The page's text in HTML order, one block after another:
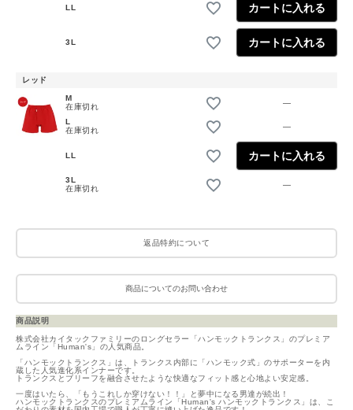
LL カートに入れる
3L カートに入れる
レッド
M
在庫切れ
—
L
在庫切れ
—
LL カートに入れる
3L
在庫切れ
—
返品特約について
商品についてのお問い合わせ
商品説明
株式会社カイタックファミリーのロングセラー「ハンモックトランクス」のプレミア
ムライン「Human's」の人気商品。
「ハンモックトランクス」は、トランクス内部に「ハンモック式」のサポーターを内
蔵した人気進化系インナーです。
トランクスとブリーフを融合させたような快適なフィット感と心地よい安定感。
一度はいたら、「もうこれしか穿けない！！」と夢中になる男達が続出！
ハンモックトランクスのプレミアムライン「Human's ハンモックトランクス」は、こ